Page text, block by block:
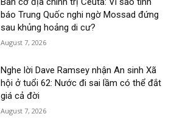
báo Trung Quốc nghi ngờ Mossad đứng
sau khủng hoảng di cư?
August 7, 2026
Nghe lời Dave Ramsey nhận An sinh Xã
hội ở tuổi 62: Nước đi sai lầm có thể đắt
giá cả đời
August 7, 2026